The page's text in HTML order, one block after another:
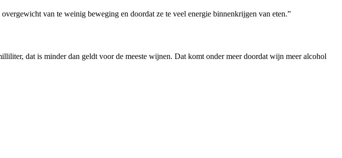
van te weinig beweging en doordat ze te veel energie binnenkrijgen van eten.”
dat is minder dan geldt voor de meeste wijnen. Dat komt onder meer doordat wijn meer alcohol